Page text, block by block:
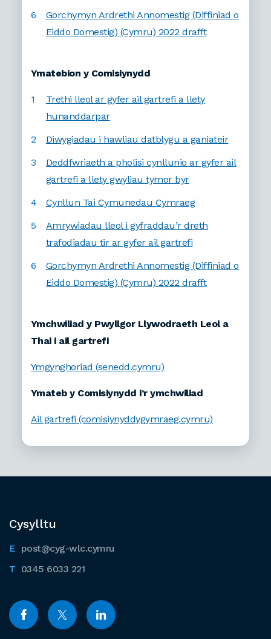
Gorchymyn Ardrethi Annomestig (Diffiniad o
Eiddo Domestig) (Cymru) 2022 drafft
Ymatebion y Comisiynydd
Trethi lleol ar gyfer ail gartrefi a llety
hunanddarpar
Diwygiadau i hawliau datblygu a ganiateir
Deddfwriaeth a pholisi cynllunio ar gyfer ail
gartrefi a llety gwyliau tymor byr
Cynllun Tai Cymunedau Cymraeg
Amrywiadau lleol i gyfraddau’r dreth
trafodiadau tir ar gyfer ail gartrefi
Gorchymyn Ardrethi Annomestig (Diffiniad o
Eiddo Domestig) (Cymru) 2022 drafft
Ymchwiliad y Pwyllgor Llywodraeth Leol a
Thai i ail gartrefi
Ymgynghoriad (senedd.cymru)
Ymateb y Comisiynydd i’r ymchwiliad
Ail gartrefi (comisiynyddygymraeg.cymru)
Cysylltu
post@cyg-wlc.cymru
0345 6033 221